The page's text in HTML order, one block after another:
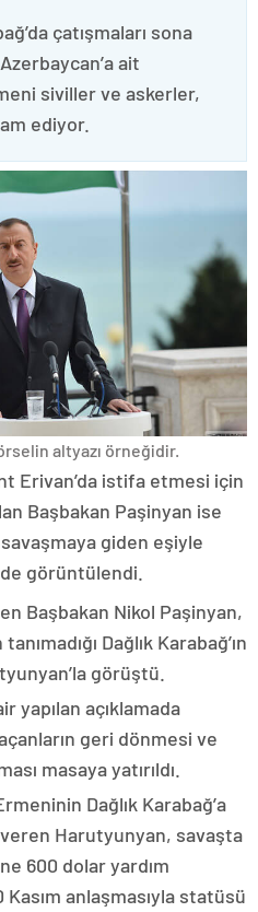
çatışmaları sona
ait
siviller ve askerler,
ediyor.
altyazı örneğidir.
Erivan’da istifa etmesi için
Başbakan Paşinyan ise
giden eşiyle
görüntülendi.
Başbakan Nikol Paşinyan,
Dağlık Karabağ’ın
görüştü.
yapılan açıklamada
geri dönmesi ve
masaya yatırıldı.
Dağlık Karabağ’a
Harutyunyan, savaşta
600 dolar yardım
anlaşmasıyla statüsü